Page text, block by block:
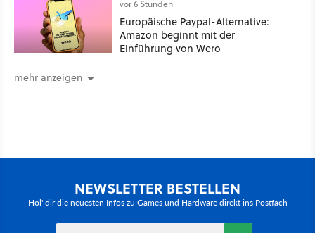
vor 6 Stunden
Europäische Paypal-Alternative:
Amazon beginnt mit der
Einführung von Wero
mehr anzeigen
NEWSLETTER BESTELLEN
Hol' dir die neuesten Infos zu Games und Hardware direkt ins Postfach